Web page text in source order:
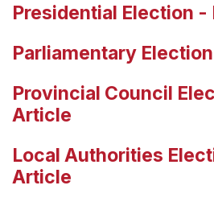
Presidential Election -
Parliamentary
Provincial Council
Article
Local Authorities
Article